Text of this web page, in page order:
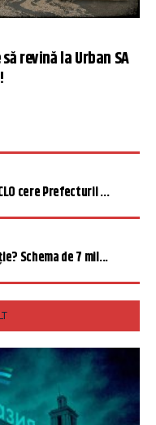
revină la Urban SA
cere Prefecturii ...
Schema de 7 mil...